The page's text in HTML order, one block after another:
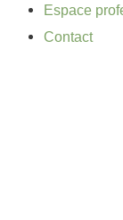
Espace
Contact